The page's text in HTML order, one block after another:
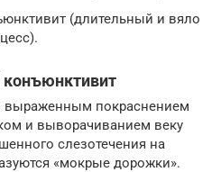
(длительный и вяло
выраженным покраснением
и выворачиванием веку
слезотечения на
«мокрые дорожки».